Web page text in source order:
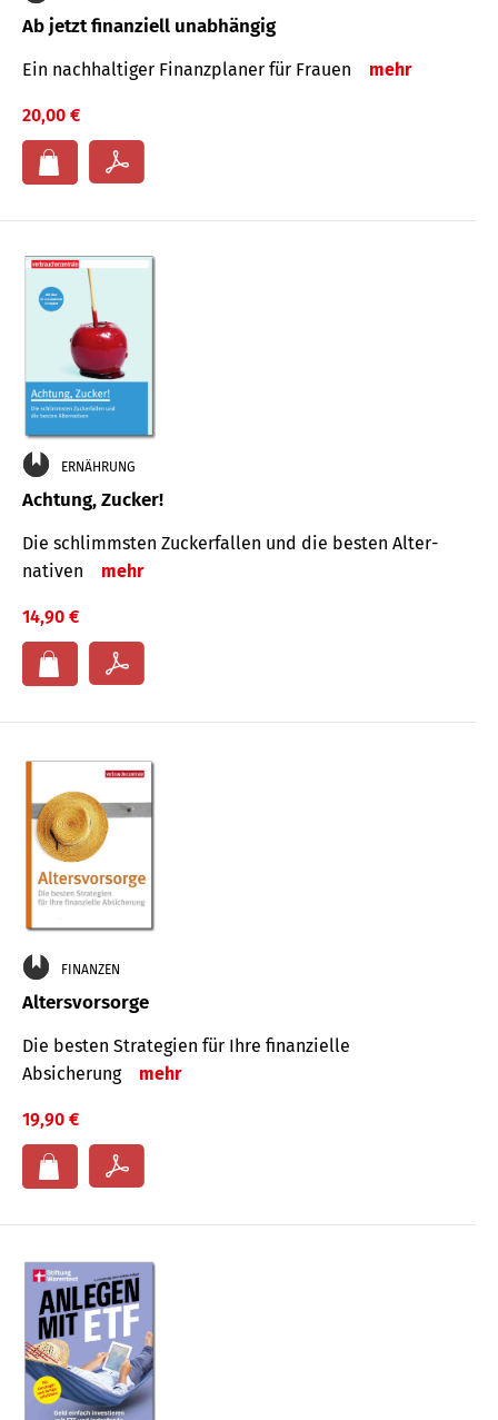
Ab jetzt finanziell unabhängig
Ein nachhaltiger Finanzplaner für Frauen mehr
20,00 €
ERNÄHRUNG
Achtung, Zucker!
Die schlimmsten Zucker­fallen und die besten Alter­
nativen
mehr
14,90 €
FINANZEN
Altersvorsorge
Die besten Strategien für Ihre finanzielle
Absicherung
mehr
19,90 €